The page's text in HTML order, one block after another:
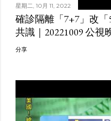
星期二, 10月 11, 2022
確診隔離「7+7」改
共識｜20221009 公視
分享